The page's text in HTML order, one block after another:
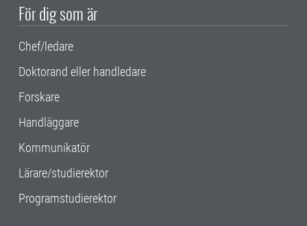
För dig som är
Chef/ledare
Doktorand eller handledare
Forskare
Handläggare
Kommunikatör
Lärare/studierektor
Programstudierektor